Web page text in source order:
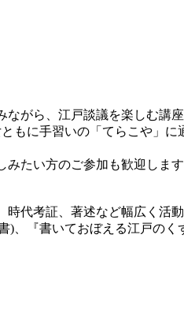
がら、江戸談議を楽しむ講
もに手習いの「てらこや」
たい方のご参加も歓迎しま
代考証、著述など幅広く活
『書いておぼえる江戸のく